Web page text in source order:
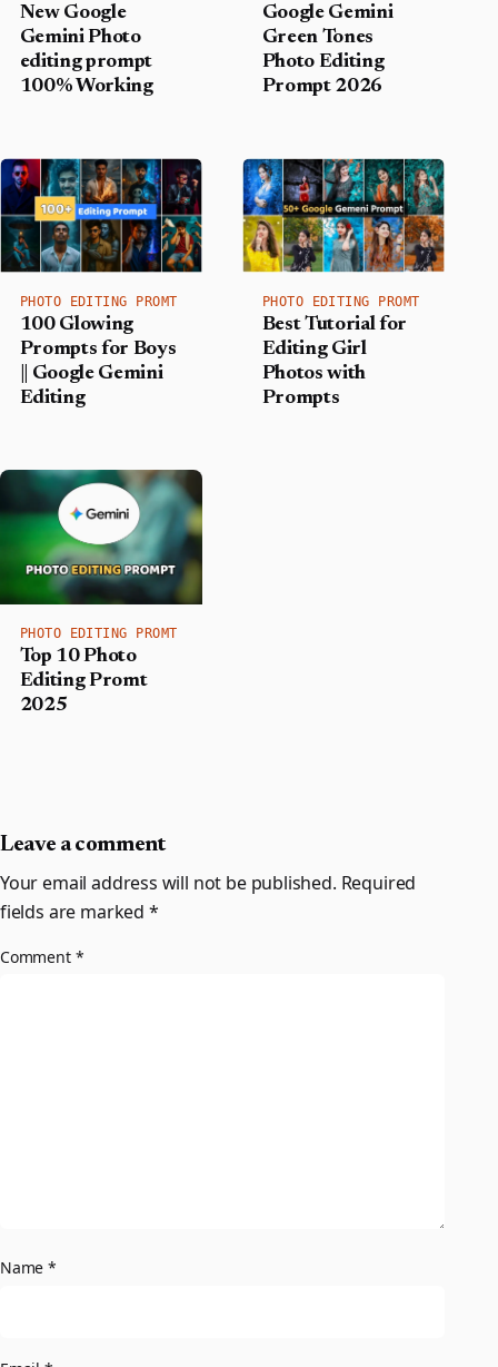
New Google
Gemini Photo
editing prompt
100% Working
Google Gemini
Green Tones
Photo Editing
Prompt 2026
PHOTO EDITING PROMT
100 Glowing
Prompts for Boys
|| Google Gemini
Editing
PHOTO EDITING PROMT
Best Tutorial for
Editing Girl
Photos with
Prompts
PHOTO EDITING PROMT
Top 10 Photo
Editing Promt
2025
Leave a comment
Your email address will not be published. Required
fields are marked *
Comment *
Name*